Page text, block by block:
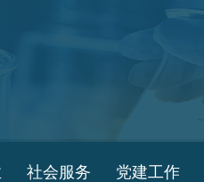
社会服务 党建工作